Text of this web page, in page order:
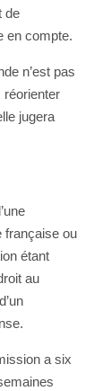
de
en compte.
n’est pas
réorienter
jugera
française ou
étant
au
a six